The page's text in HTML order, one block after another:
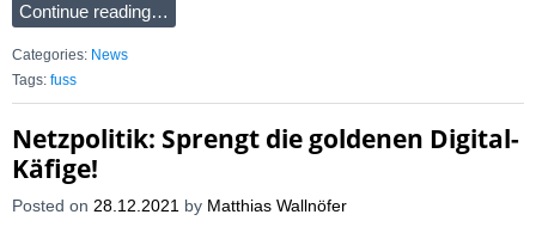
Continue reading…
Categories: News
Tags: fuss
Netzpolitik: Sprengt die goldenen Digital-
Käfige!
Posted on 28.12.2021 by Matthias Wallnöfer